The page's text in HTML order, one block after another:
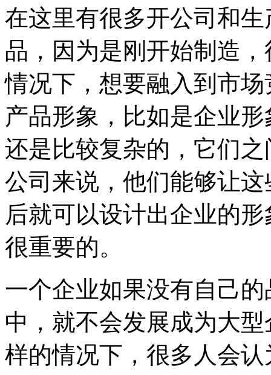
在这里有很多开公司和
品，因为是刚开始制造
情况下，想要融入到市
产品形象，比如是企业
还是比较复杂的，它们
公司来说，他们能够让
后就可以设计出企业的
很重要的。
一个企业如果没有自己
中，就不会发展成为大
样的情况下，很多人会